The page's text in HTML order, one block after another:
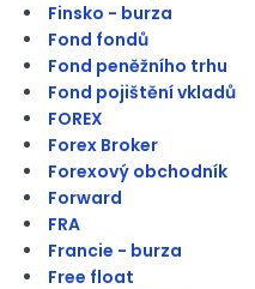
Finsko - burza
Fond fondů
Fond peněžního trhu
Fond pojištění vkladů
FOREX
Forex Broker
Forexový obchodník
Forward
FRA
Francie - burza
Free float